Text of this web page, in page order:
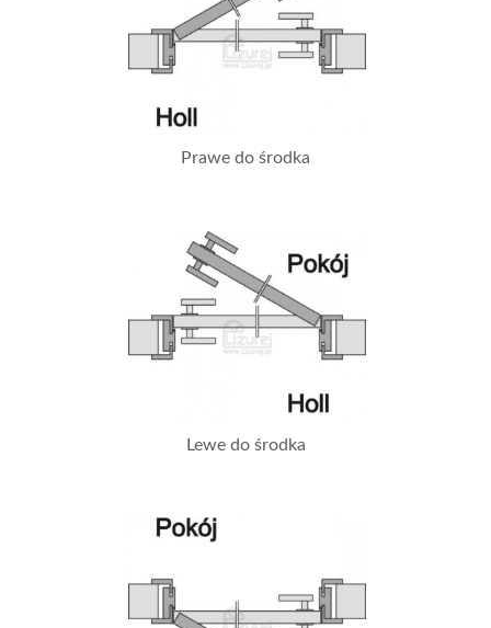
Prawe do środka
Lewe do środka